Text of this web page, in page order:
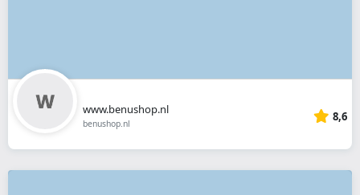
www.benushop.nl
benushop.nl 8,6